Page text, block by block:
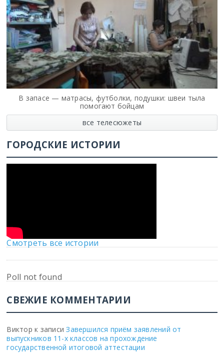
В запасе — матрасы, футболки, подушки: швеи тыла
помогают бойцам
все телесюжеты
ГОРОДСКИЕ ИСТОРИИ
Смотреть все истории
Poll not found
СВЕЖИЕ КОММЕНТАРИИ
Виктор к записиЗавершился приём заявлений от
выпускников 11-х классов на прохождение
государственной итоговой аттестации